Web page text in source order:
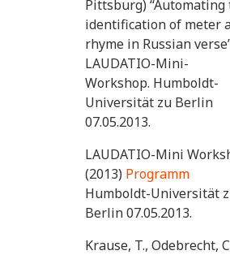
Pittsburg) “Automating
identification of meter
rhyme in Russian
LAUDATIO-Mini-
Workshop. Humboldt-
Universität zu Berlin
07.05.2013.
LAUDATIO-Mini
(2013) Programm
Humboldt-Universität
Berlin 07.05.2013.
Krause, T., Odebrecht,